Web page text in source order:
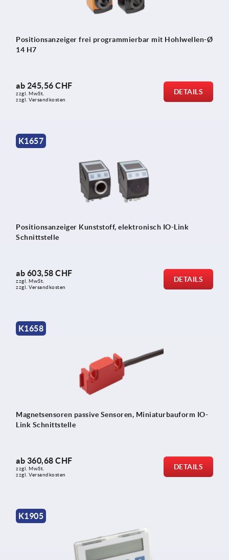
Positionsanzeiger frei programmierbar mit Hohlwellen-Ø
14 H7
ab 245,56 CHF
zzgl. MwSt.
zzgl. Versandkosten
DETAILS
K1657
Positionsanzeiger Kunststoff, elektronisch IO-Link
Schnittstelle
ab 603,58 CHF
zzgl. MwSt.
zzgl. Versandkosten
DETAILS
K1658
Magnetsensoren passive Sensoren, Miniaturbauform IO-
Link Schnittstelle
ab 360,68 CHF
zzgl. MwSt.
zzgl. Versandkosten
DETAILS
K1905